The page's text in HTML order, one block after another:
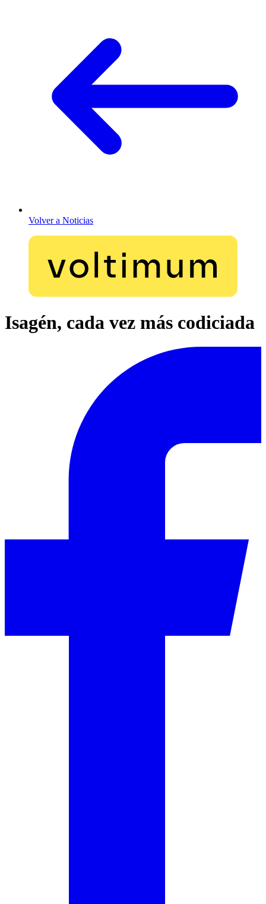
Volver a Noticias
Isagén, cada vez más codiciada